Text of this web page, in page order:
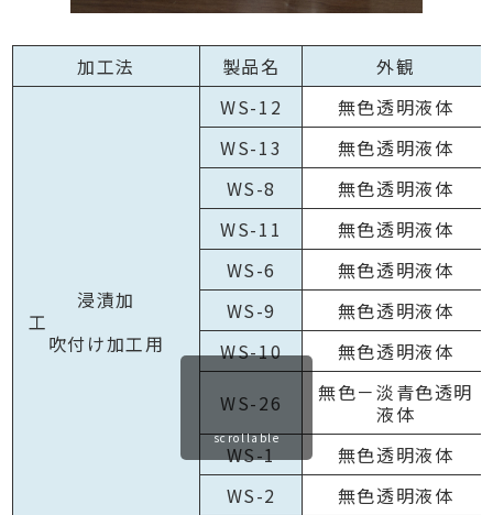
加工法 製品名 外観
浸漬加
工
吹付け加工用
WS-12
無色透明液体
WS-13
無色透明液体
WS-8
無色透明液体
WS-11
無色透明液体
WS-6
無色透明液体
WS-9
無色透明液体
WS-10
無色透明液体
WS-26
無色－淡青色透明
液体
WS-1
無色透明液体
WS-2
無色透明液体
scrollable